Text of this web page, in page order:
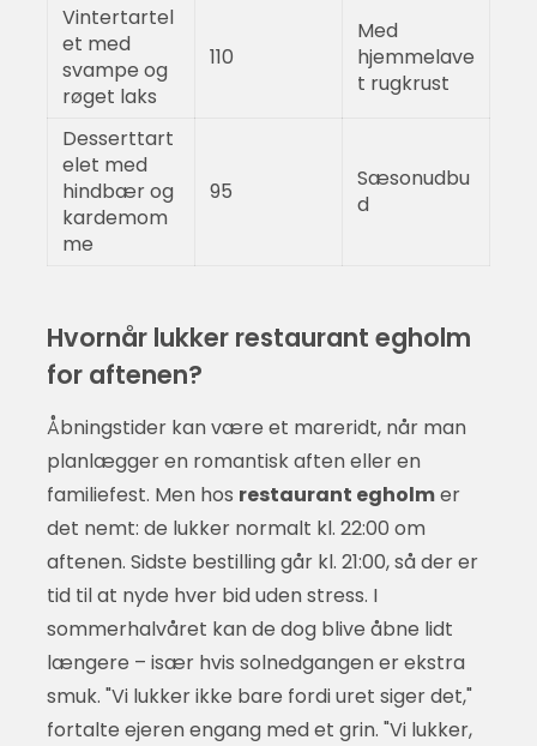
Vintertartel
et med
svampe og
røget laks
110
Med
hjemmelave
t rugkrust
Desserttart
elet med
hindbær og
kardemom
me
95
Sæsonudbu
d
Hvornår lukker restaurant egholm
for aftenen?
Åbningstider kan være et mareridt, når man
planlægger en romantisk aften eller en
familiefest. Men hos restaurant egholmer
det nemt: de lukker normalt kl. 22:00 om
aftenen. Sidste bestilling går kl. 21:00, så der er
tid til at nyde hver bid uden stress. I
sommerhalvåret kan de dog blive åbne lidt
længere – især hvis solnedgangen er ekstra
smuk. "Vi lukker ikke bare fordi uret siger det,"
fortalte ejeren engang med et grin. "Vi lukker,